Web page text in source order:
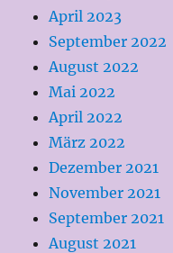
April 2023
September 2022
August 2022
Mai 2022
April 2022
März 2022
Dezember 2021
November 2021
September 2021
August 2021